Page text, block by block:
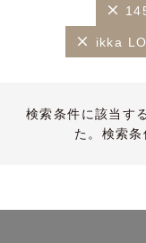
ikka
検索条件に該当す
た。検索条